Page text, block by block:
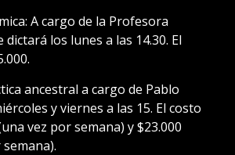
A cargo de la Profesora
dictará los lunes a las 14.30. El
ancestral a cargo de Pablo
y viernes a las 15. El costo
vez por semana) y $23.000